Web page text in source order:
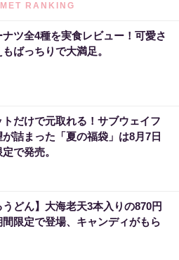
RANKING
ナツ全4種を実食レビュー！可愛さ
ばっちりで大満足。
だけで元取れる！サブウェイフ
が詰まった「夏の福袋」は8月7日
で発売。
うどん】大海老天3本入りの870円
間限定で登場、キャンディがもら